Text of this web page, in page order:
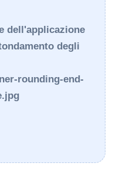
dell'applicazione
degli
rounding-end-